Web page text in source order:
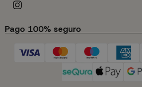
Pago 100% seguro